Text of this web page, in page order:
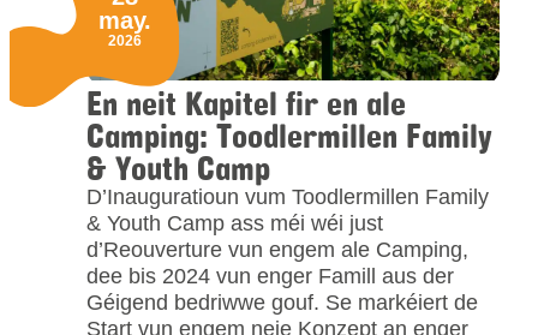
En neit Kapitel fir en ale
Camping: Toodlermillen Family
& Youth Camp
D’Inauguratioun vum Toodlermillen Family
& Youth Camp ass méi wéi just
d’Reouverture vun engem ale Camping,
dee bis 2024 vun enger Famill aus der
Géigend bedriwwe gouf. Se markéiert de
Start vun engem neie Konzept an enger
may.
2026